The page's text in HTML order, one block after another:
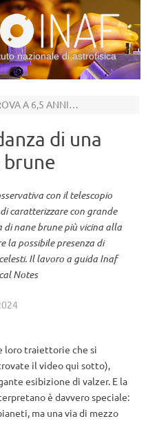
nazionale di astrofisica
IL SISTEMA LUHMAN 16 SI TROVA A 6,5 ANNI LUCE DA NOI
di una
brune
con il telescopio
caratterizzare con grande
nane brune più vicina alla
la possibile presenza di
Il lavoro a guida Inaf
Notes
loro traiettorie che si
il video qui sotto),
esibizione di valzer. E la
è davvero speciale:
ma una via di mezzo